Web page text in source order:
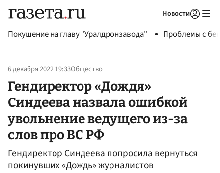
Новости
Покушение на главу "Уралдронзавода" Проблемы с
6 декабря 2022 19:33Общество
Гендиректор «Дождя»
Синдеева назвала ошибкой
увольнение ведущего из-за
слов про ВС РФ
Гендиректор Синдеева попросила вернуться
покинувших «Дождь» журналистов